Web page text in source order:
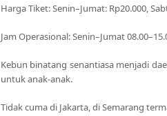
Harga Tiket: Senin–Jumat: Rp20.000,
Jam Operasional: Senin–Jumat
Kebun binatang senantiasa menjadi
untuk anak-anak.
Tidak cuma di Jakarta, di Semarang